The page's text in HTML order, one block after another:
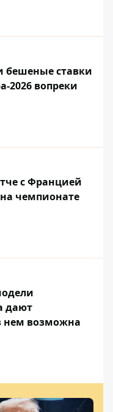
бешеные ставки
2026 вопреки
с Францией
чемпионате
дают
нем возможна